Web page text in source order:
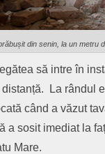
din senin, la un metru
să intre în
La rândul
când a văzut
a sosit imediat la
Mare.